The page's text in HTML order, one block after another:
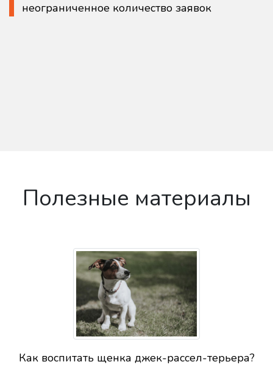
неограниченное количество заявок
Полезные материалы
Как воспитать щенка джек-рассел-терьера?